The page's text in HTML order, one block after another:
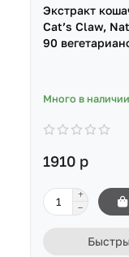
Экстракт
Cat’s Claw,
90
Много в наличии
1910 р